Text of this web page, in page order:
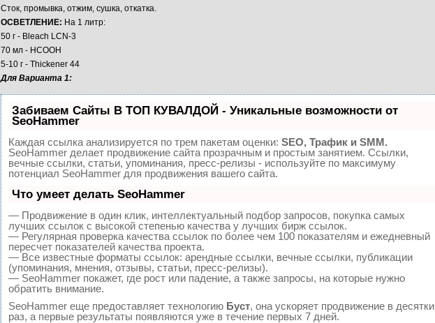
Сток, промывка, отжим, сушка, откатка.
ОСВЕТЛЕНИЕ: На 1 литр:
50 г - Bleach LCN-3
70 мл - HCOOH
5-10 г - Thickener 44
Для Варианта 1:
Забиваем Сайты В ТОП КУВАЛДОЙ - Уникальные возможности от
SeoHammer
Каждая ссылка анализируется по трем пакетам оценки: SEO, Трафик и SMM.
SeoHammer делает продвижение сайта прозрачным и простым занятием. Ссылки,
вечные ссылки, статьи, упоминания, пресс-релизы - используйте по максимуму
потенциал SeoHammer для продвижения вашего сайта.
Что умеет делать SeoHammer
— Продвижение в один клик, интеллектуальный подбор запросов, покупка самых
лучших ссылок с высокой степенью качества у лучших бирж ссылок.
— Регулярная проверка качества ссылок по более чем 100 показателям и ежедневный
пересчет показателей качества проекта.
— Все известные форматы ссылок: арендные ссылки, вечные ссылки, публикации
(упоминания, мнения, отзывы, статьи, пресс-релизы).
— SeoHammer покажет, где рост или падение, а также запросы, на которые нужно
обратить внимание.
SeoHammer еще предоставляет технологию Буст, она ускоряет продвижение в десятки
раз, а первые результаты появляются уже в течение первых 7 дней.